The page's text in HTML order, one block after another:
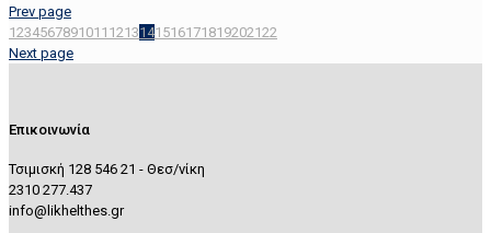
Prev page
1234567891011 1213141516171819202122
Next page
Επικοινωνία
Τσιμισκή 128 546 21 - Θεσ/νίκη
2310 277.437
info@likhelthes.gr